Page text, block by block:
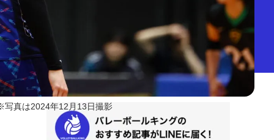
真は2024年12月13日撮影